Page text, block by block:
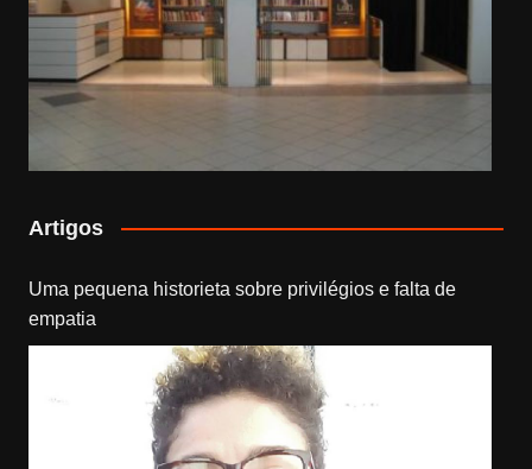
Artigos
Uma pequena historieta sobre privilégios e falta de
empatia